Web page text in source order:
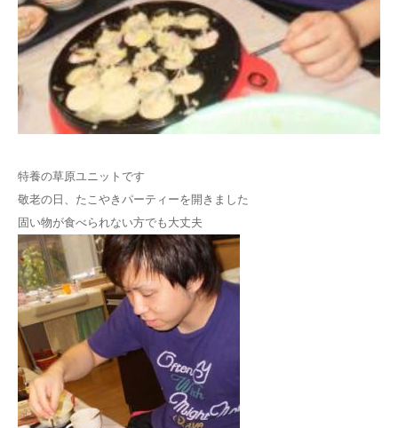
特養の草原ユニットです
敬老の日、たこやきパーティーを開きました
固い物が食べられない方でも大丈夫